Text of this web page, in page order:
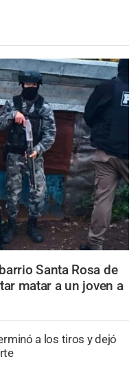
Santa Rosa de
matar a un joven a
a los tiros y dejó